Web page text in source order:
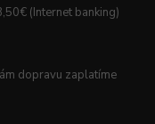
(Internet banking)
dopravu zaplatíme